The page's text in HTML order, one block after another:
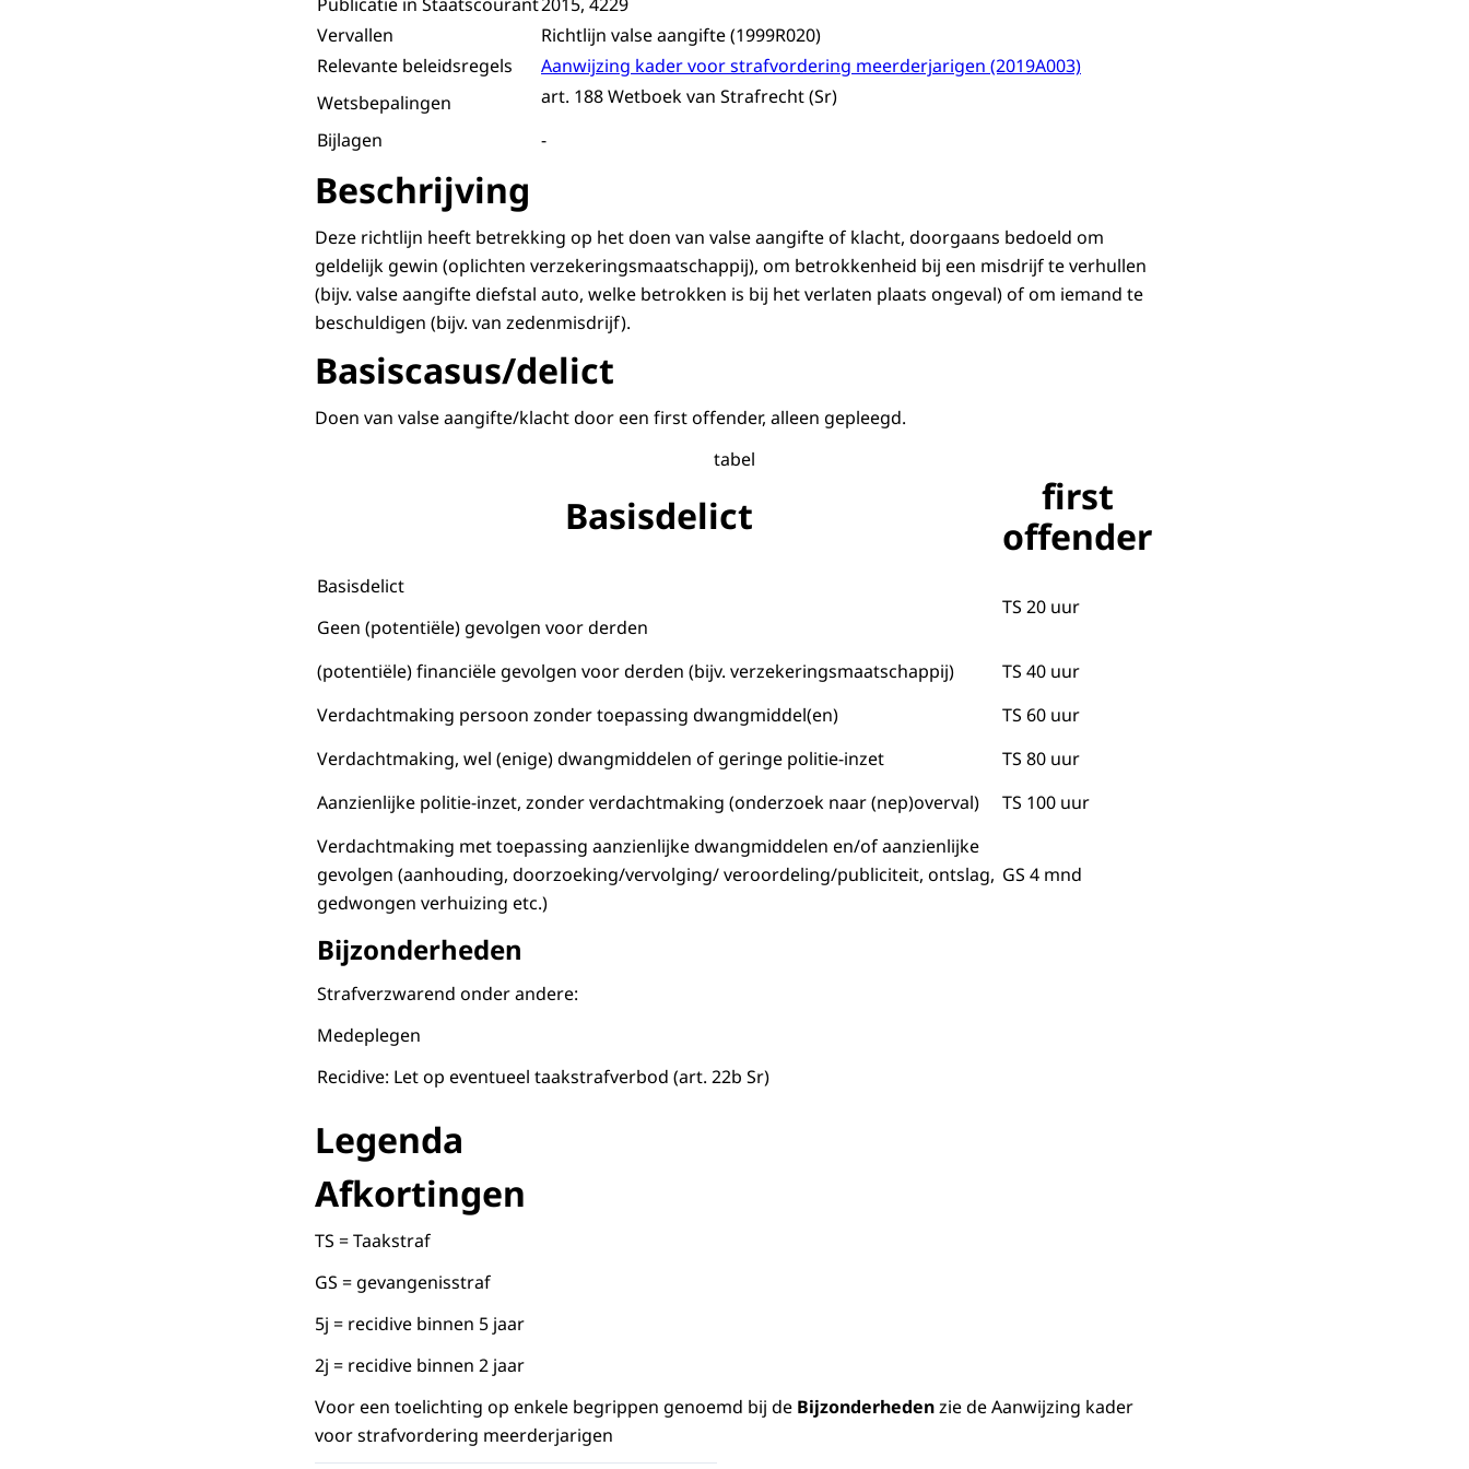
Vervallen
Richtlijn valse aangifte (1999R020)
Relevante beleidsregels
Aanwijzing kader voor strafvordering meerderjarigen (2019A003)
Wetsbepalingen
art. 188 Wetboek van Strafrecht (Sr)
Bijlagen
-
Beschrijving
Deze richtlijn heeft betrekking op het doen van valse aangifte of klacht, doorgaans bedoeld om
geldelijk gewin (oplichten verzekeringsmaatschappij), om betrokkenheid bij een misdrijf te verhullen
(bijv. valse aangifte diefstal auto, welke betrokken is bij het verlaten plaats ongeval) of om iemand te
beschuldigen (bijv. van zedenmisdrijf).
Basiscasus/delict
Doen van valse aangifte/klacht door een first offender, alleen gepleegd.
tabel
Basisdelict
first
offender
Basisdelict
Geen (potentiële) gevolgen voor derden
TS 20 uur
(potentiële) financiële gevolgen voor derden (bijv. verzekeringsmaatschappij)
TS 40 uur
Verdachtmaking persoon zonder toepassing dwangmiddel(en)
TS 60 uur
Verdachtmaking, wel (enige) dwangmiddelen of geringe politie-inzet
TS 80 uur
Aanzienlijke politie-inzet, zonder verdachtmaking (onderzoek naar (nep)overval)
TS 100 uur
Verdachtmaking met toepassing aanzienlijke dwangmiddelen en/of aanzienlijke
gevolgen (aanhouding, doorzoeking/vervolging/ veroordeling/publiciteit, ontslag,
gedwongen verhuizing etc.)
GS 4 mnd
Bijzonderheden
Strafverzwarend onder andere:
Medeplegen
Recidive: Let op eventueel taakstrafverbod (art. 22b Sr)
Legenda
Afkortingen
TS = Taakstraf
GS = gevangenisstraf
5j = recidive binnen 5 jaar
2j = recidive binnen 2 jaar
Voor een toelichting op enkele begrippen genoemd bij de Bijzonderhedenzie de Aanwijzing kader
voor strafvordering meerderjarigen